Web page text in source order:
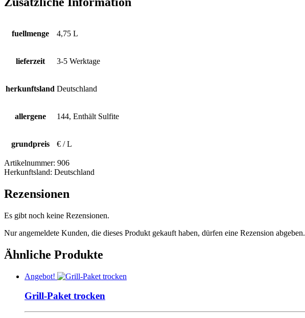
fuellmenge 4,75 L
lieferzeit 3-5 Werktage
herkunftsland Deutschland
allergene 144, Enthält Sulfite
grundpreis € / L
Artikelnummer: 906
Herkunftsland: Deutschland
Rezensionen
Es gibt noch keine Rezensionen.
Nur angemeldete Kunden, die dieses Produkt gekauft haben, dürfen eine Rezension abgeben.
Ähnliche Produkte
Angebot!
Grill-Paket trocken